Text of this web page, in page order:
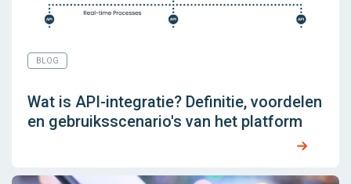
BLOG
Wat is API-integratie? Definitie, voordelen
en gebruiksscenario's van het platform